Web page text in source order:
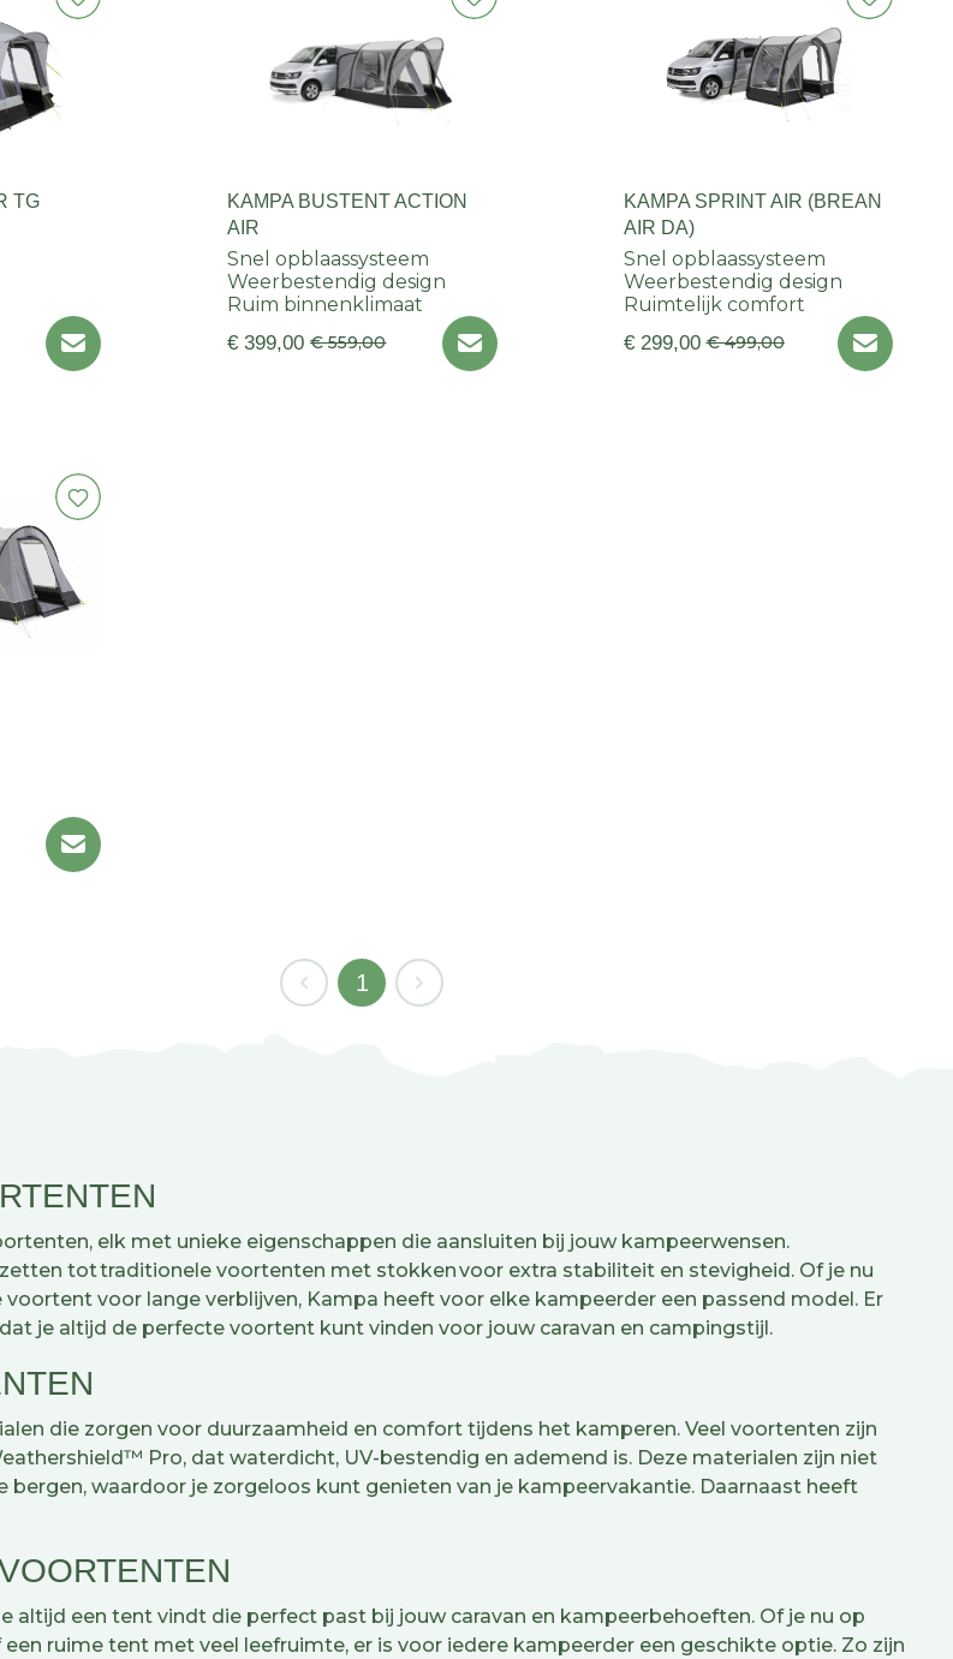
TG
KAMPA BUSTENT ACTION
AIR
Snel opblaassysteem
Weerbestendig design
Ruim binnenklimaat
€ 399,00 € 559,00
KAMPA SPRINT AIR (BREAN
AIR DA)
Snel opblaassysteem
Weerbestendig design
Ruimtelijk comfort
€ 299,00 € 499,00
1
elk met unieke eigenschappen die aansluiten bij jouw kampeerwensen.
tot traditionele voortenten met stokken voor extra stabiliteit en stevigheid. Of je nu
voor lange verblijven, Kampa heeft voor elke kampeerder een passend model. Er
je altijd de perfecte voortent kunt vinden voor jouw caravan en campingstijl.
die zorgen voor duurzaamheid en comfort tijdens het kamperen. Veel voortenten zijn
Pro, dat waterdicht, UV-bestendig en ademend is. Deze materialen zijn niet
waardoor je zorgeloos kunt genieten van je kampeervakantie. Daarnaast heeft
een tent vindt die perfect past bij jouw caravan en kampeerbehoeften. Of je nu op
ruime tent met veel leefruimte, er is voor iedere kampeerder een geschikte optie. Zo zijn